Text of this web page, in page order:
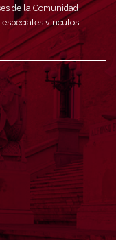
de la Comunidad
vínculos